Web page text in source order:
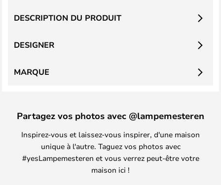
DESCRIPTION DU PRODUIT
DESIGNER
MARQUE
Partagez vos photos avec @lampemesteren
Inspirez-vous et laissez-vous inspirer, d'une maison
unique à l'autre. Taguez vos photos avec
#yesLampemesteren et vous verrez peut-être votre
maison ici !